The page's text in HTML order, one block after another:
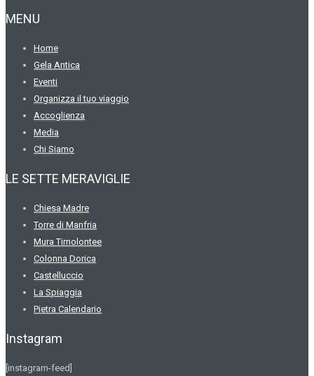
MENU
Home
Gela Antica
Eventi
Organizza il tuo viaggio
Accoglienza
Media
Chi Siamo
LE SETTE MERAVIGLIE
Chiesa Madre
Torre di Manfria
Mura Timolontee
Colonna Dorica
Castelluccio
La Spiaggia
Pietra Calendario
Instagram
[instagram-feed]